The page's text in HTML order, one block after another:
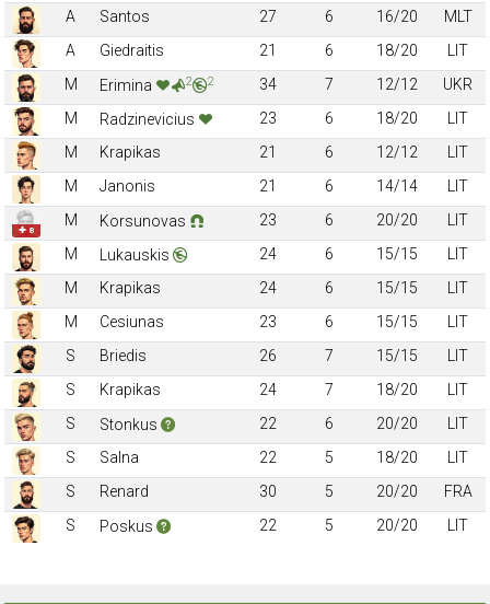
A
Santos 27 6 16/20
MLT
A
Giedraitis 21 6 18/20
LIT
M
Erimina 2 2 34 7 12/12
UKR
M
Radzinevicius 23 6 18/20
LIT
M
Krapikas 21 6 12/12
LIT
M
Janonis 21 6 14/14 LIT
✚ 8
M Korsunovas 23 6 20/20
LIT
M
Lukauskis 24 6 15/15
LIT
M
Krapikas 24 6 15/15
LIT
M
Cesiunas 23 6 15/15
LIT
S
Briedis 26 7 15/15
LIT
S
Krapikas 24 7 18/20
LIT
S
Stonkus 22 6 20/20
LIT
S
Salna 22 5 18/20
LIT
S
Renard 30 5 20/20
FRA
S
Poskus 22 5 20/20 LIT